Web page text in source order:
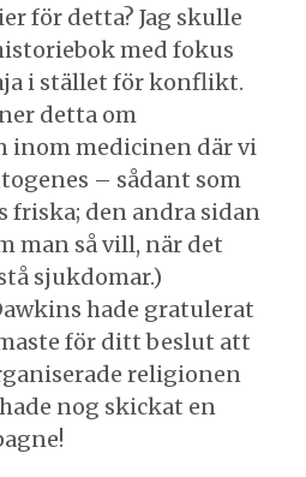
för detta? Jag skulle
med fokus
i stället för konflikt.
detta om
inom medicinen där vi
– sådant som
friska; den andra sidan
man så vill, när det
sjukdomar.)
hade gratulerat
för ditt beslut att
religionen
nog skickat en